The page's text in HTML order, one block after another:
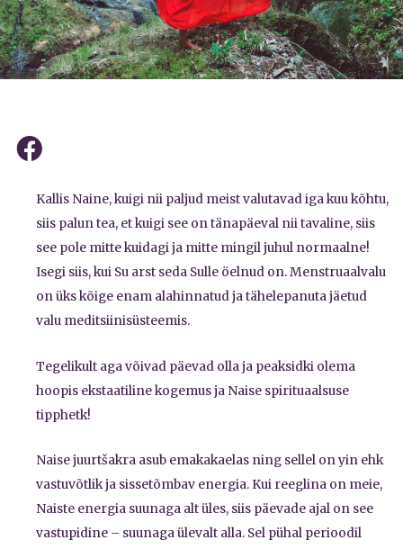
Kallis Naine, kuigi nii paljud meist valutavad iga kuu kõhtu,
siis palun tea, et kuigi see on tänapäeval nii tavaline, siis
see pole mitte kuidagi ja mitte mingil juhul normaalne!
Isegi siis, kui Su arst seda Sulle öelnud on. Menstruaalvalu
on üks kõige enam alahinnatud ja tähelepanuta jäetud
valu meditsiinisüsteemis.
Tegelikult aga võivad päevad olla ja peaksidki olema
hoopis ekstaatiline kogemus ja Naise spirituaalsuse
tipphetk!
Naise juurtšakra asub emakakaelas ning sellel on yin ehk
vastuvõtlik ja sissetõmbav energia. Kui reeglina on meie,
Naiste energia suunaga alt üles, siis päevade ajal on see
vastupidine – suunaga ülevalt alla. Sel pühal perioodil